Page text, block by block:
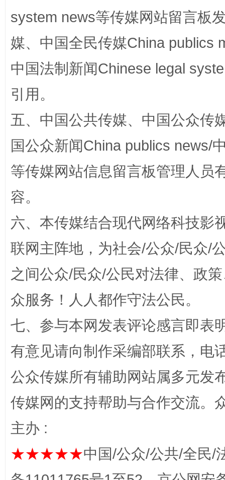
国家大学科技园优化重塑工作
扯下公款旅游的“隐身衣” 如何以
完善运行机制助力责任有效落实 一纸欠
system news等传媒网站留言板
媒、中国全民传媒China publics
中国法制新闻Chinese legal
引用。
五、中国公共传媒、中国公众传
国公众新闻China publics news/
等传媒网站信息留言板管理人员
容。
六、本传媒结合现代网络科技影
联网主阵地，为社会/公众/民众/
之间公众/民众/公民对法律、政
众服务！人人都作守法公民。
七、参与本网发表评论感言即表
有意见请向制作采编部联系，电
公众传媒所有辅助网站属多元发
传媒网的支持帮助与合作交流。
主办 :
★★★★★中国/公众/公共/全民/